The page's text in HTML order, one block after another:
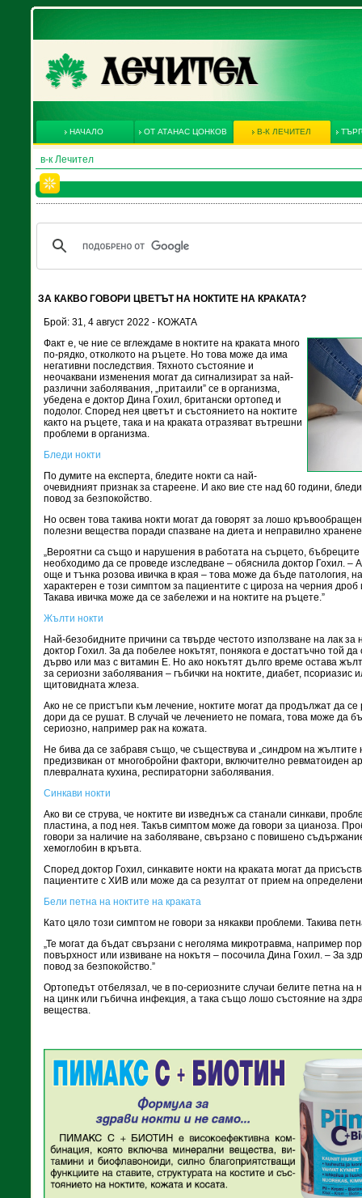
НАЧАЛО ОТ АТАНАС ЦОНКОВ В-К ЛЕЧИТЕЛ
в-к Лечител
ЗА КАКВО ГОВОРИ ЦВЕТЪТ НА НОКТИТЕ НА КРАКАТА?
Брой: 31, 4 август 2022 - КОЖАТА
Факт е, че ние се вглеждаме в ноктите на краката много
по-рядко, отколкото на ръцете. Но това може да има
негативни последствия. Тяхното състояние и
неочаквани изменения могат да сигнализират за най-
различни заболявания, „притаили” се в организма,
убедена е доктор Дина Гохил, британски ортопед и
подолог. Според нея цветът и състоянието на ноктите
както на ръцете, така и на краката отразяват вътрешни
проблеми в организма.
Бледи нокти
По думите на експерта, бледите нокти са най-
очевидният признак за стареене. И ако вие сте над 60 години,
повод за безпокойство.
Но освен това такива нокти могат да говорят за лошо
полезни вещества поради спазване на диета и неправилно
„Вероятни са също и нарушения в работата на сърцето,
необходимо да се проведе изследване – обяснила доктор Гохил. –
още и тънка розова ивичка в края – това може да бъде патология,
характерен е този симптом за пациентите с цироза на черния дроб
Такава ивичка може да се забележи и на ноктите на ръцете.”
Жълти нокти
Най-безобидните причини са твърде честото използване на лак за
доктор Гохил. За да побелее нокътят, понякога е достатъчно той
дърво или маз с витамин Е. Но ако нокътят дълго време остава
за сериозни заболявания – гъбички на ноктите, диабет, псориазис
щитовидната жлеза.
Ако не се пристъпи към лечение, ноктите могат да продължат да се
дори да се рушат. В случай че лечението не помага, това може да
сериозно, например рак на кожата.
Не бива да се забравя също, че съществува и „синдром на жълтите
предизвикан от многобройни фактори, включително ревматоиден
плевралната кухина, респираторни заболявания.
Синкави нокти
Ако ви се струва, че ноктите ви изведнъж са станали синкави,
пластина, а под нея. Такъв симптом може да говори за цианоза.
говори за наличие на заболяване, свързано с повишено
хемоглобин в кръвта.
Според доктор Гохил, синкавите нокти на краката могат да
пациентите с ХИВ или може да са резултат от прием на
Бели петна на ноктите на краката
Като цяло този симптом не говори за някакви проблеми. Такива
„Те могат да бъдат свързани с неголяма микротравма, например
повърхност или извиване на нокътя – посочила Дина Гохил. – За
повод за безпокойство.”
Ортопедът отбелязал, че в по-сериозните случаи белите петна на
на цинк или гъбична инфекция, а така също лошо състояние на
вещества.